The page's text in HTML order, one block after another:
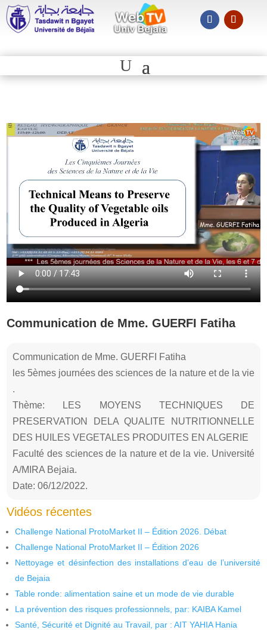
Communication de Mme. GUERFI Fatiha
Communication de Mme. GUERFI Fatiha
les 5èmes journées des sciences de la nature et de la vie
.
Thème: LES MOYENS TECHNIQUES DE
PRESERVATION DELA QUALITE NUTRITIONNELLE
DES HUILES VEGETALES PRODUITES EN ALGERIE
Faculté des sciences de la nature et de la vie. Université
A/MIRA Bejaia.
Date: 06/12/2022.
Vidéos récentes
Challenge National ProtoMarket II – Édition 2026. Débat
Challenge National ProtoMarket II – Édition 2026
Nettoyage et désinfection des installations d’eau de l’université
de Bejaia
Table ronde: alimentation saine et un mode de vie durable
La prévention des risques professionnels, par: KAIBA Kamel
Santé, Sécurité et Dignité au Travail, par : AIT YAHIA Hania